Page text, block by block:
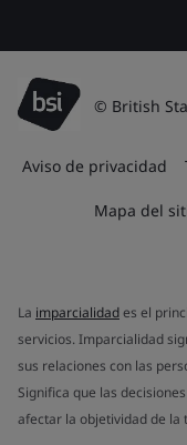
© British
Aviso de privacidad
Mapa del
La imparcialidades el
servicios. Imparcialidad
sus relaciones con las
Significa que las
afectar la objetividad de la